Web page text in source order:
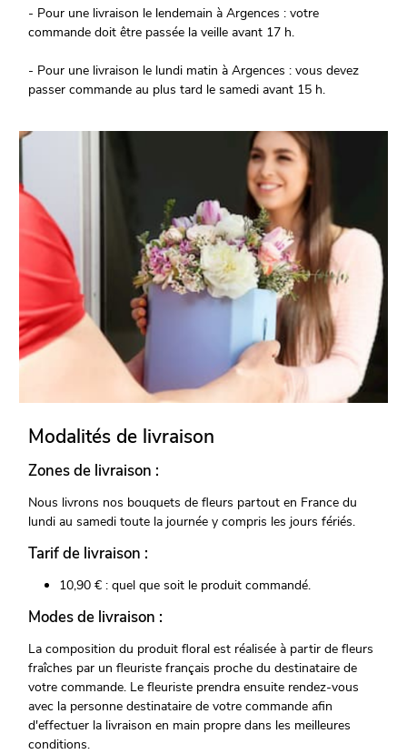
- Pour une livraison le lendemain à Argences : votre
commande doit être passée la veille avant 17 h.
- Pour une livraison le lundi matin à Argences : vous devez
passer commande au plus tard le samedi avant 15 h.
Modalités de livraison
Zones de livraison :
Nous livrons nos bouquets de fleurs partout en France du
lundi au samedi toute la journée y compris les jours fériés.
Tarif de livraison :
10,90 € : quel que soit le produit commandé.
Modes de livraison :
La composition du produit floral est réalisée à partir de fleurs
fraîches par un fleuriste français proche du destinataire de
votre commande. Le fleuriste prendra ensuite rendez-vous
avec la personne destinataire de votre commande afin
d'effectuer la livraison en main propre dans les meilleures
conditions.